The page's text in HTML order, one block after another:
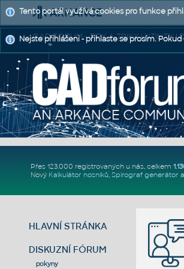
CAD FÓRUM - TIPY A TRIKY | UTILITY
Přes 123.000 registrovaných u nás, celkem
Nový Kalkulátor nosníků, Spirograf generátor a
HLAVNÍ STRÁNKA
DISKUZNÍ FÓRUM
pokyny
Tento portál využívá cookies pro funkce
Nejste přihlášeni - přihlaste se prosím.